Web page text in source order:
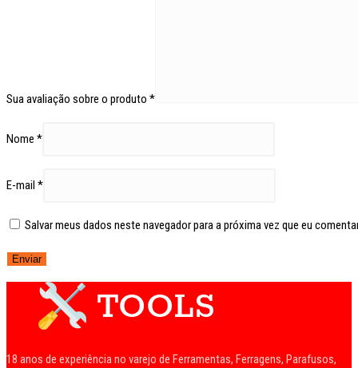
Sua avaliação sobre o produto *
Nome *
E-mail *
Salvar meus dados neste navegador para a próxima vez que eu
18 anos de experiência no varejo de Ferramentas, Ferragens, Parafusos,